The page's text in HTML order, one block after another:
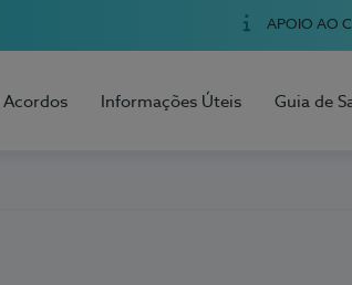
APOIO AO
Acordos Informações Úteis Guia de